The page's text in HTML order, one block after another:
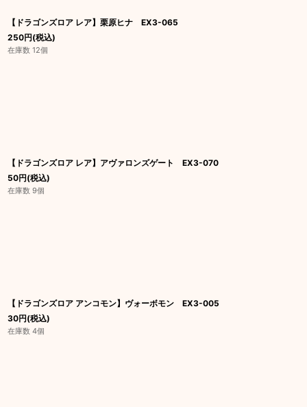
【ドラゴンズロア レア】栗原ヒナ EX3-065
250円(税込)
在庫数 12個
【ドラゴンズロア レア】アヴァロンズゲート EX3-070
50円(税込)
在庫数 9個
【ドラゴンズロア アンコモン】ヴォーボモン EX3-005
30円(税込)
在庫数 4個